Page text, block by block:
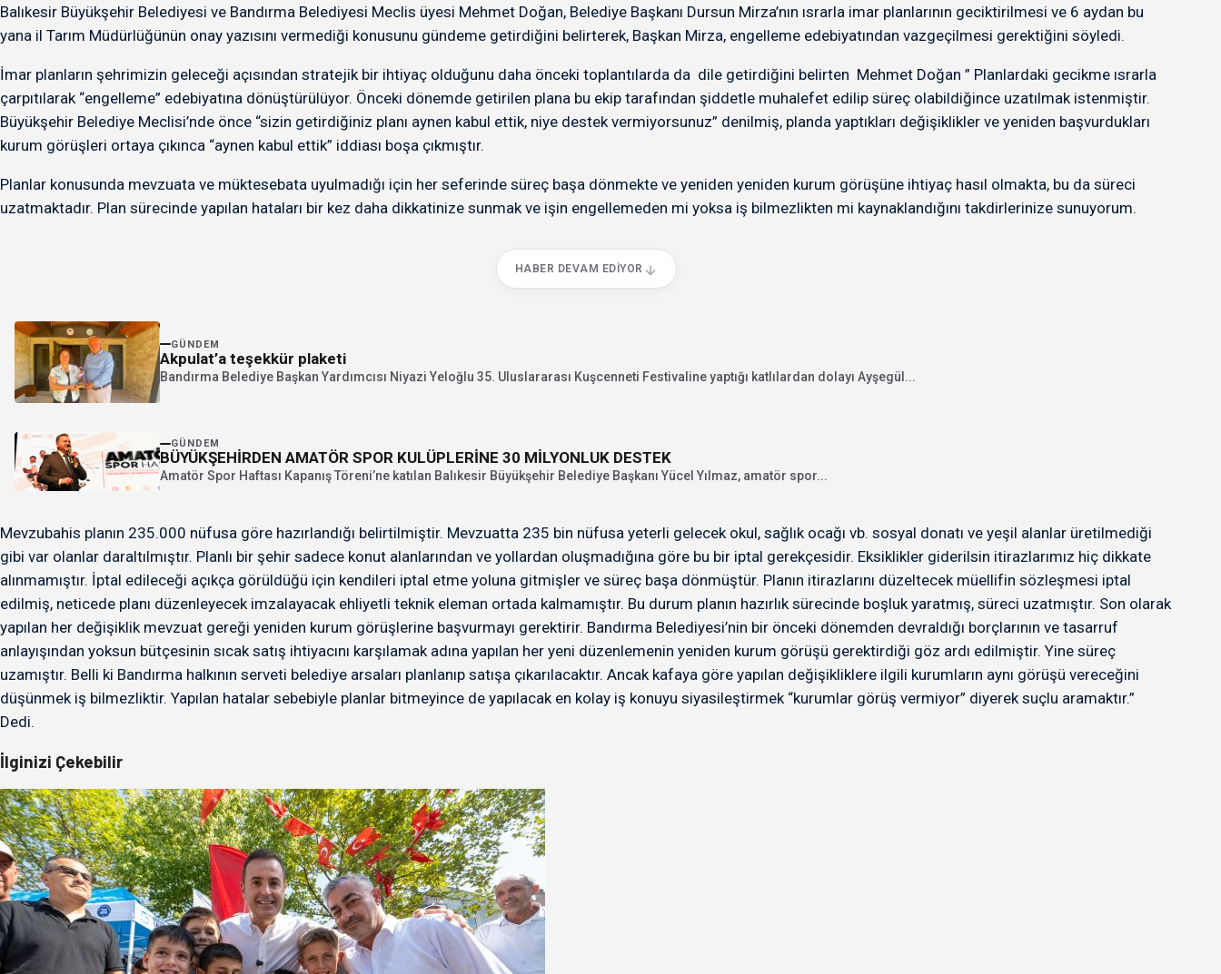
Balıkesir Büyükşehir Belediyesi ve Bandırma Belediyesi Meclis üyesi Mehmet Doğan, Belediye Başkanı Dursun Mirza’nın ısrarla imar planlarının geciktirilmesi ve 6 aydan bu
yana il Tarım Müdürlüğünün onay yazısını vermediği konusunu gündeme getirdiğini belirterek, Başkan Mirza, engelleme edebiyatından vazgeçilmesi gerektiğini söyledi.
İmar planların şehrimizin geleceği açısından stratejik bir ihtiyaç olduğunu daha önceki toplantılarda da dile getirdiğini belirten Mehmet Doğan ” Planlardaki gecikme ısrarla
çarpıtılarak “engelleme” edebiyatına dönüştürülüyor. Önceki dönemde getirilen plana bu ekip tarafından şiddetle muhalefet edilip süreç olabildiğince uzatılmak istenmiştir.
Büyükşehir Belediye Meclisi’nde önce “sizin getirdiğiniz planı aynen kabul ettik, niye destek vermiyorsunuz” denilmiş, planda yaptıkları değişiklikler ve yeniden başvurdukları
kurum görüşleri ortaya çıkınca “aynen kabul ettik” iddiası boşa çıkmıştır.
Planlar konusunda mevzuata ve müktesebata uyulmadığı için her seferinde süreç başa dönmekte ve yeniden yeniden kurum görüşüne ihtiyaç hasıl olmakta, bu da süreci
uzatmaktadır. Plan sürecinde yapılan hataları bir kez daha dikkatinize sunmak ve işin engellemeden mi yoksa iş bilmezlikten mi kaynaklandığını takdirlerinize sunuyorum.
HABER DEVAM EDIYOR
GÜNDEM
Akpulat’a teşekkür plaketi
Bandırma Belediye Başkan Yardımcısı Niyazi Yeloğlu 35. Uluslararası Kuşcenneti Festivaline yaptığı katlılardan dolayı Ayşegül...
GÜNDEM
BÜYÜKŞEHİRDEN AMATÖR SPOR KULÜPLERİNE 30 MİLYONLUK DESTEK
Amatör Spor Haftası Kapanış Töreni’ne katılan Balıkesir Büyükşehir Belediye Başkanı Yücel Yılmaz, amatör spor...
Mevzubahis planın 235.000 nüfusa göre hazırlandığı belirtilmiştir. Mevzuatta 235 bin nüfusa yeterli gelecek okul, sağlık ocağı vb. sosyal donatı ve yeşil alanlar üretilmediği
gibi var olanlar daraltılmıştır. Planlı bir şehir sadece konut alanlarından ve yollardan oluşmadığına göre bu bir iptal gerekçesidir. Eksiklikler giderilsin itirazlarımız hiç dikkate
alınmamıştır. İptal edileceği açıkça görüldüğü için kendileri iptal etme yoluna gitmişler ve süreç başa dönmüştür. Planın itirazlarını düzeltecek müellifin sözleşmesi iptal
edilmiş, neticede planı düzenleyecek imzalayacak ehliyetli teknik eleman ortada kalmamıştır. Bu durum planın hazırlık sürecinde boşluk yaratmış, süreci uzatmıştır. Son olarak
yapılan her değişiklik mevzuat gereği yeniden kurum görüşlerine başvurmayı gerektirir. Bandırma Belediyesi’nin bir önceki dönemden devraldığı borçlarının ve tasarruf
anlayışından yoksun bütçesinin sıcak satış ihtiyacını karşılamak adına yapılan her yeni düzenlemenin yeniden kurum görüşü gerektirdiği göz ardı edilmiştir. Yine süreç
uzamıştır. Belli ki Bandırma halkının serveti belediye arsaları planlanıp satışa çıkarılacaktır. Ancak kafaya göre yapılan değişikliklere ilgili kurumların aynı görüşü vereceğini
düşünmek iş bilmezliktir. Yapılan hatalar sebebiyle planlar bitmeyince de yapılacak en kolay iş konuyu siyasileştirmek “kurumlar görüş vermiyor” diyerek suçlu aramaktır.”
Dedi.
İlginizi Çekebilir